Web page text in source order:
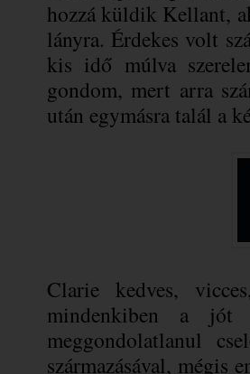
hozzá küldik Kellant,
lányra. Érdekes volt
kis idő múlva
gondom, mert arra
után egymásra talál a
Clarie kedves,
mindenkiben a
meggondolatlanul
származásával, mégis